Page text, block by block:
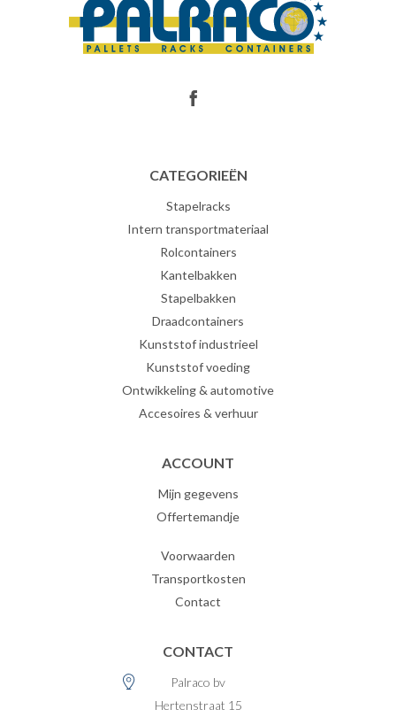
CATEGORIEËN
Stapelracks
Intern transportmateriaal
Rolcontainers
Kantelbakken
Stapelbakken
Draadcontainers
Kunststof industrieel
Kunststof voeding
Ontwikkeling & automotive
Accesoires & verhuur
ACCOUNT
Mijn gegevens
Offertemandje
Voorwaarden
Transportkosten
Contact
CONTACT
Palraco bv
Hertenstraat 15